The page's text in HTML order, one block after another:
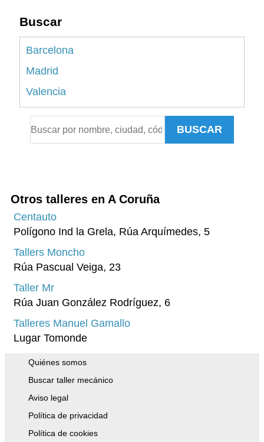
Buscar
Barcelona
Madrid
Valencia
Sevilla
A Coruña
Islas Baleares
Pontevedra
Tenerife
Granada
Tarragona
Cádiz
Toledo
Vizcaya
Badajoz
BUSCAR
Otros talleres en A Coruña
Centauto
Polígono Ind la Grela, Rúa Arquímedes, 5
Tallers Moncho
Rúa Pascual Veiga, 23
Taller Mr
Rúa Juan González Rodríguez, 6
Talleres Manuel Gamallo
Lugar Tomonde
Quiénes somos
Buscar taller mecánico
Aviso legal
Política de privacidad
Política de cookies